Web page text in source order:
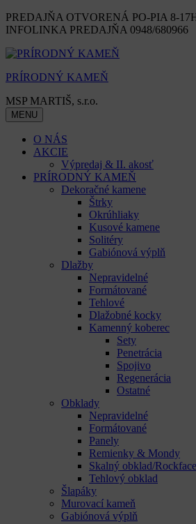
Skip
to
PREDAJŇA OTVORENÁ PO-PIA 8-
INFOLINKA PREDAJŇA 0948/680966
PRÍRODNÝ KAMEŇ
MSP MARTIŠ, s.r.o.
MENU
O NÁS
AKCIE
Výpredaj & II. akosť
PRÍRODNÝ KAMEŇ
Dekoračné kamene
Štrky
Okrúhliaky
Kusové kamene
Solitéry
Gabiónová výplň
Dlažby
Nepravidelné
Formátované
Tehlové
Dlažobné kocky
Kamenný koberec
Sety
Penetrácia
Spojivo
Regenerácia
Ostatné
Obklady
Nepravidelné
Formátované
Panely
Remienky & Mondy
Skalný obklad/Rockface
Tehlový obklad
Šlapáky
Murovací kameň
Gabiónová výplň